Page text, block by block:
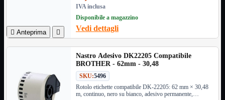
Dissipatori
Hard Disk 
Laboratorio
MainBoard 
MediaPlayer
Memorie
Monitor
Mouse 
 Anteprima 
IVA inclusa
Disponibile a magazzino
Vedi dettagli
Nastro Adesivo DK22205 Compatibile
BROTHER - 62mm - 30,48
SKU:5496
Rotolo etichette compatibile DK-22205: 62 mm × 30,48
m, continuo, nero su bianco, adesivo permanente,